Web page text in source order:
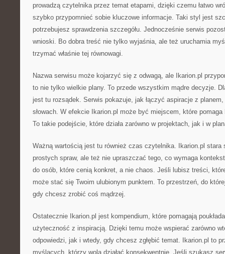
prowadzą czytelnika przez temat etapami, dzięki czemu łatwo
szybko przypomnieć sobie kluczowe informacje. Taki styl jest
potrzebujesz sprawdzenia szczegółu. Jednocześnie serwis
wnioski. Bo dobra treść nie tylko wyjaśnia, ale też uruchamia
trzymać właśnie tej równowagi.
Nazwa serwisu może kojarzyć się z odwagą, ale Ikarion.pl
to nie tylko wielkie plany. To przede wszystkim mądre decyzje.
jest tu rozsądek. Serwis pokazuje, jak łączyć aspiracje z
słowach. W efekcie Ikarion.pl może być miejscem, które
To takie podejście, które działa zarówno w projektach, jak i w
Ważną wartością jest tu również czas czytelnika. Ikarion.pl stara
prostych spraw, ale też nie upraszczać tego, co wymaga
do osób, które cenią konkret, a nie chaos. Jeśli lubisz treści,
może stać się Twoim ulubionym punktem. To przestrzeń, do
gdy chcesz zrobić coś mądrzej.
Ostatecznie Ikarion.pl jest kompendium, które pomagają
użyteczność z inspiracją. Dzięki temu może wspierać zarówno
odpowiedzi, jak i wtedy, gdy chcesz zgłębić temat. Ikarion.pl to
myślących, którzy wolą działać konsekwentnie. Jeśli szukasz